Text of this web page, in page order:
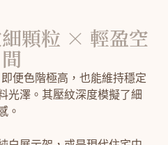
顆粒 × 輕盈空
間
便色階極高，也能維持穩定
光澤。其壓紋深度模擬了細
。